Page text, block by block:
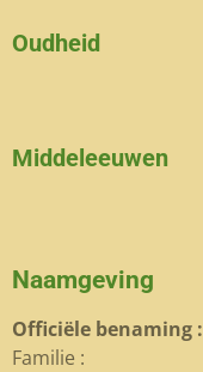
Oudheid
Middeleeuwen
Naamgeving
Officiële benaming :
Familie :